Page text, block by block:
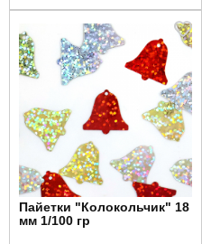
Пайетки "Колокольчик" 18
мм 1/100 гр